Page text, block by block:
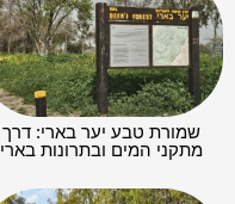
שמורת טבע יער בארי: דרך
מתקני המים ובתרונות בארי